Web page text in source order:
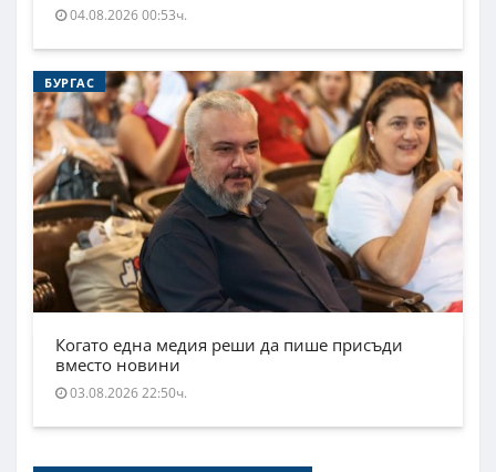
04.08.2026 00:53ч.
БУРГАС
Когато една медия реши да пише присъди
вместо новини
03.08.2026 22:50ч.